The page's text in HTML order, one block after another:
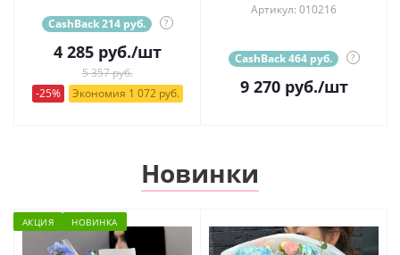
CashBack 214 руб. ?
4 285руб./шт
5 357 руб.
-25%
Экономия 1 072 руб.
Артикул: 010216
CashBack 464 руб. ?
9 270руб./шт
Новинки
АКЦИЯ НОВИНКА